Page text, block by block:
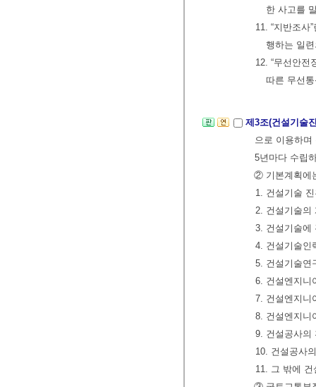
한 사고를
11. “지반조사
행하는 일
12. “무선안전
따른 무선
제3조(건설기술
으로 이용하며
5년마다 수립
② 기본계획에
1. 건설기술
2. 건설기술의
3. 건설기술에
4. 건설기술인
5. 건설기술연
6. 건설엔지니
7. 건설엔지니
8. 건설엔지니
9. 건설공사의
10. 건설공사
11. 그 밖에